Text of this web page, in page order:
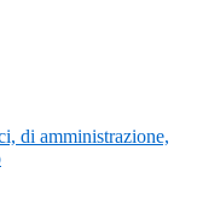
di amministrazione,